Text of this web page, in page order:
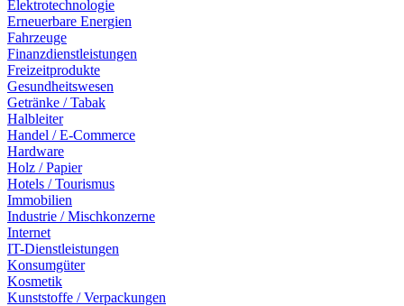
Elektrotechnologie
Erneuerbare Energien
Fahrzeuge
Finanzdienstleistungen
Freizeitprodukte
Gesundheitswesen
Getränke / Tabak
Halbleiter
Handel / E-Commerce
Hardware
Holz / Papier
Hotels / Tourismus
Immobilien
Industrie / Mischkonzerne
Internet
IT-Dienstleistungen
Konsumgüter
Kosmetik
Kunststoffe / Verpackungen